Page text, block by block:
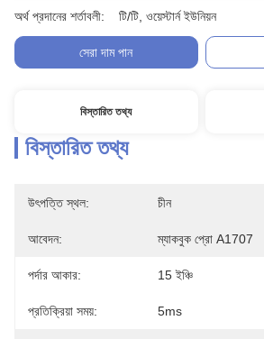
অর্থ প্রদানের শর্তাবলী: টি/টি, ওয়েস্টার্ন ইউনিয়ন
সেরা দাম পান
বিস্তারিত তথ্য
বিস্তারিত তথ্য
উৎপত্তি স্থল: চীন
আবেদন: ম্যাকবুক প্রো A1707
পর্দার আকার: 15 ইঞ্চি
প্রতিক্রিয়া সময়: 5ms